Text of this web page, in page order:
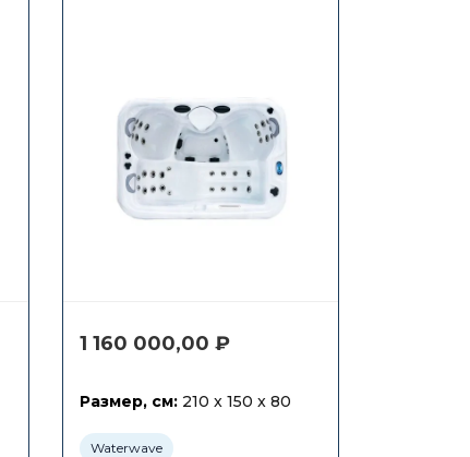
1 160 000,00₽
Размер, см: 210 x 150 x 80
Waterwave